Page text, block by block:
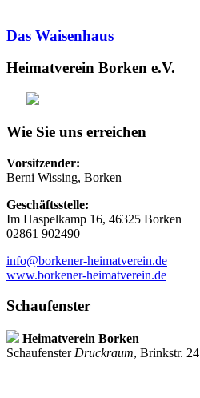
Das Waisenhaus
Heimatverein Borken e.V.
Wie Sie uns erreichen
Vorsitzender:
Berni Wissing, Borken
Geschäftsstelle:
Im Haspelkamp 16, 46325 Borken
02861 902490
info@borkener-heimatverein.de
www.borkener-heimatverein.de
Schaufenster
Heimatverein Borken
Schaufenster Druckraum, Brinkstr. 24